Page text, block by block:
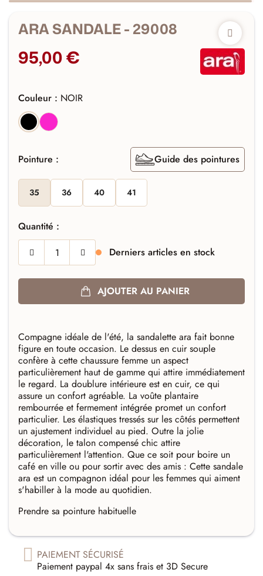
ARA SANDALE - 29008
95,00 €
Couleur : NOIR
NOIRPINK
Pointure : Guide des pointures
35 36 40 41
Quantité :
Derniers articles en stock
AJOUTER AU PANIER
Compagne idéale de l'été, la sandalette ara fait bonne
figure en toute occasion. Le dessus en cuir souple
confère à cette chaussure femme un aspect
particulièrement haut de gamme qui attire immédiatement
le regard. La doublure intérieure est en cuir, ce qui
assure un confort agréable. La voûte plantaire
rembourrée et fermement intégrée promet un confort
particulier. Les élastiques tressés sur les côtés permettent
un ajustement individuel au pied. Outre la jolie
décoration, le talon compensé chic attire
particulièrement l'attention. Que ce soit pour boire un
café en ville ou pour sortir avec des amis : Cette sandale
ara est un compagnon idéal pour les femmes qui aiment
s'habiller à la mode au quotidien.
Prendre sa pointure habituelle
PAIEMENT SÉCURISÉ
Paiement paypal 4x sans frais et 3D Secure